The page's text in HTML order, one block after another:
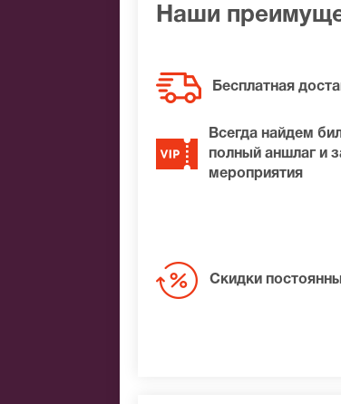
BitCoin
Немировича. Если не
обязательно подберем Вам
Наши
Бесплатная
Всегда найдем
полный аншлаг и
мероприятия
Скидки